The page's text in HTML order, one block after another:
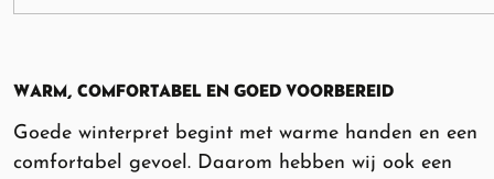
WARM, COMFORTABEL EN GOED VOORBEREID
Goede winterpret begint met warme handen en een
comfortabel gevoel. Daarom hebben wij ook een